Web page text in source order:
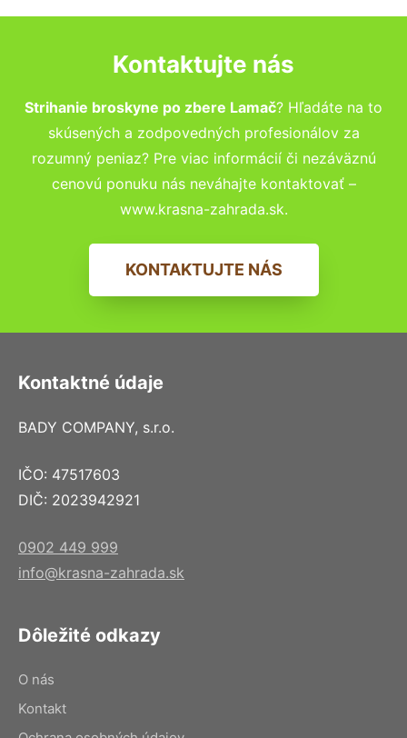
Kontaktujte nás
Strihanie broskyne po zbere Lamač? Hľadáte na to
skúsených a zodpovedných profesionálov za
rozumný peniaz? Pre viac informácií či nezáväznú
cenovú ponuku nás neváhajte kontaktovať –
www.krasna-zahrada.sk.
KONTAKTUJTE NÁS
Kontaktné údaje
BADY COMPANY, s.r.o.
IČO: 47517603
DIČ: 2023942921
0902 449 999
info@krasna-zahrada.sk
Dôležité odkazy
O nás
Kontakt